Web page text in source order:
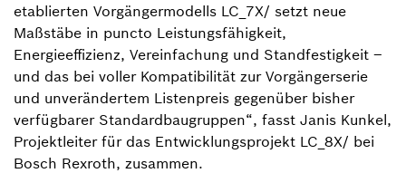
etablierten Vorgängermodells LC_7X/ setzt neue
Maßstäbe in puncto Leistungsfähigkeit,
Energieeffizienz, Vereinfachung und Standfestigkeit –
und das bei voller Kompatibilität zur Vorgängerserie
und unverändertem Listenpreis gegenüber bisher
verfügbarer Standardbaugruppen“, fasst Janis Kunkel,
Projektleiter für das Entwicklungsprojekt LC_8X/ bei
Bosch Rexroth, zusammen.